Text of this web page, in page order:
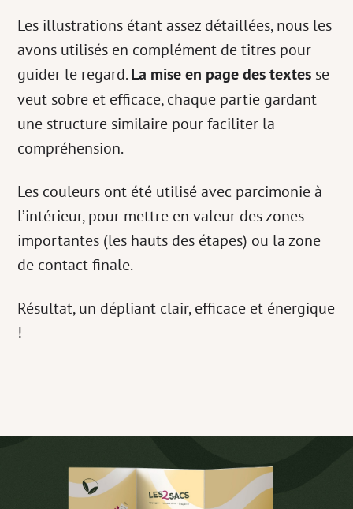
Les illustrations étant assez détaillées, nous les
avons utilisés en complément de titres pour
guider le regard.La mise en page des textes se
veut sobre et efficace, chaque partie gardant
une structure similaire pour faciliter la
compréhension.
Les couleurs ont été utilisé avec parcimonie à
l’intérieur, pour mettre en valeur des zones
importantes (les hauts des étapes) ou la zone
de contact finale.
Résultat, un dépliant clair, efficace et énergique
!